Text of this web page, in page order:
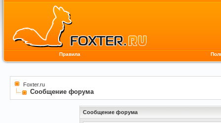
Правила
Foxter.ru
Сообщение форума
Сообщение форума